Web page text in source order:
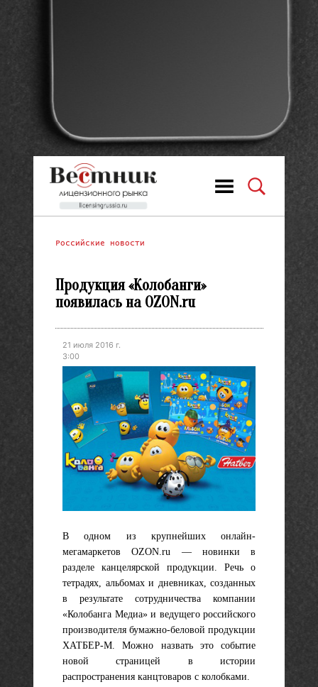
Российские новости
Продукция «Колобанги»
появилась на OZON.ru
21 июля 2016 г.
3:00
В одном из крупнейших онлайн-
мегамаркетов OZON.ru — новинки в
разделе канцелярской продукции. Речь о
тетрадях, альбомах и дневниках, созданных
в результате сотрудничества компании
«Колобанга Медиа» и ведущего российского
производителя бумажно-беловой продукции
ХАТБЕР-М. Можно назвать это событие
новой страницей в истории
распространения канцтоваров с колобками.